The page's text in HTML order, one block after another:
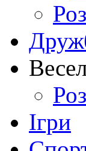
Ігри